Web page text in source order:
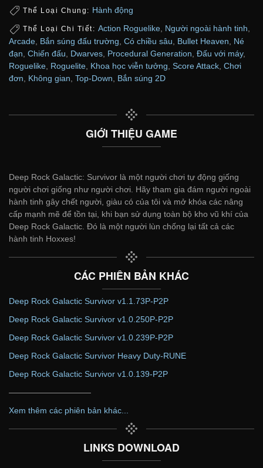
Thể Loại Chung: Hành động
Thể Loại Chi Tiết: Action Roguelike, Người ngoài hành tinh,
Arcade Bắn súng đấu trường Có chiều sâu Bullet Heaven
Né
đạn Chiến đấu Dwarves Procedural Generation Đấu với máy,
Roguelike Roguelite Khoa học viễn tưởng Score Attack Chơi
đơn
Không gian Top-Down Bắn súng 2D
GIỚI THIỆU GAME
Deep Rock Galactic: Survivor là một người chơi tự động giống
người chơi giống như người chơi. Hãy tham gia đám người ngoài
hành tinh gây chết người, giàu có của tôi và mở khóa các nâng
cấp mạnh mẽ để tồn tại, khi bạn sử dụng toàn bộ kho vũ khí của
Deep Rock Galactic. Đó là một người lùn chống lại tất cả các
hành tinh Hoxxes!
CÁC PHIÊN BẢN KHÁC
Deep Rock Galactic Survivor v1.1.73P-P2P
Deep Rock Galactic Survivor v1.0.250P-P2P
Deep Rock Galactic Survivor v1.0.239P-P2P
Deep Rock Galactic Survivor Heavy Duty-RUNE
Deep Rock Galactic Survivor v1.0.139-P2P
——————————
Xem thêm các phiên bản khác...
LINKS DOWNLOAD